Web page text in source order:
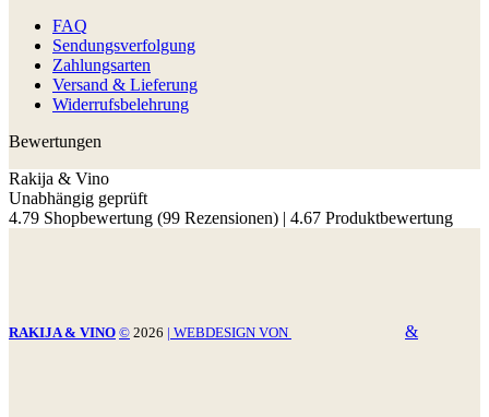
FAQ
Sendungsverfolgung
Zahlungsarten
Versand & Lieferung
Widerrufsbelehrung
Bewertungen
Rakija & Vino
Unabhängig geprüft
4.79 Shopbewertung (99 Rezensionen) | 4.67 Produktbewertung
RAKIJA & VINO © 2026 | WEBDESIGN VON &